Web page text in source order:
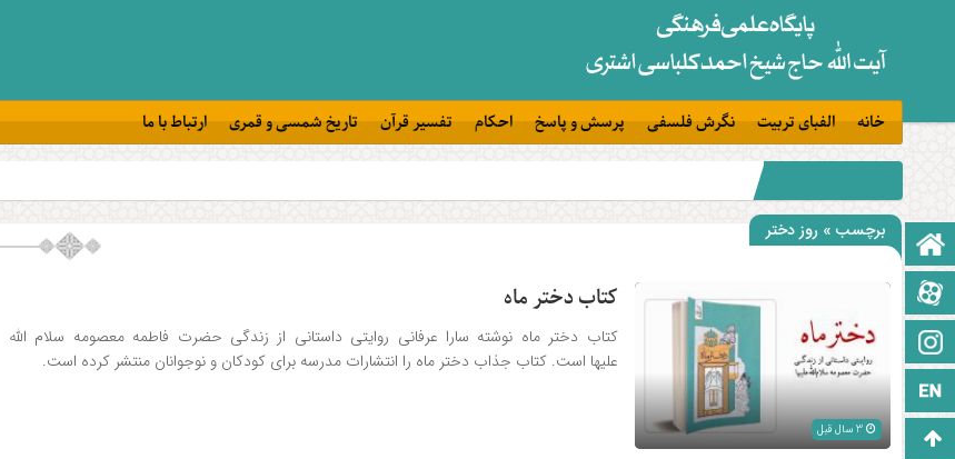
خانه الفبای تربیت نگرش فلسفی پرسش و پاسخ احکام تفسیر قرآن تاریخ شمسی و قمری ارتباط با ما
صفحه نخست
آپارات
اینستاگرام
زبان انگلیسی
برو بالا
برچسب » روز دختر
کتاب دختر ماه
کتاب دختر ماه نوشته سارا عرفانی روایتی داستانی از زندگی حضرت فاطمه معصومه سلام الله
علیها است. کتاب جذاب دختر ماه را انتشارات مدرسه برای کودکان و نوجوانان منتشر کرده است.